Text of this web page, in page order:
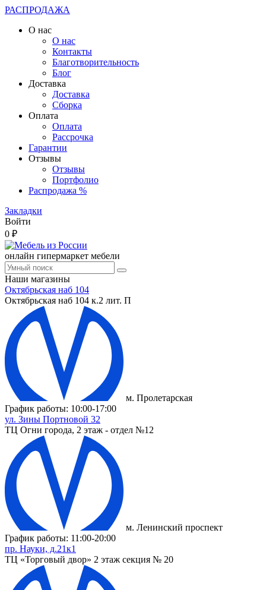
РАСПРОДАЖА
О нас
О нас
Контакты
Благотворительность
Блог
Доставка
Доставка
Сборка
Оплата
Оплата
Рассрочка
Гарантии
Отзывы
Отзывы
Портфолио
Распродажа %
Закладки
Войти
0 ₽
онлайн гипермаркет мебели
Наши магазины
Октябрьская наб 104
Октябрьская наб 104 к.2 лит. П
м. Пролетарская
График работы: 10:00-17:00
ул. Зины Портновой 32
ТЦ Огни города, 2 этаж - отдел №12
м. Ленинский проспект
График работы: 11:00-20:00
пр. Науки, д.21к1
ТЦ «Торговый двор» 2 этаж секция № 20